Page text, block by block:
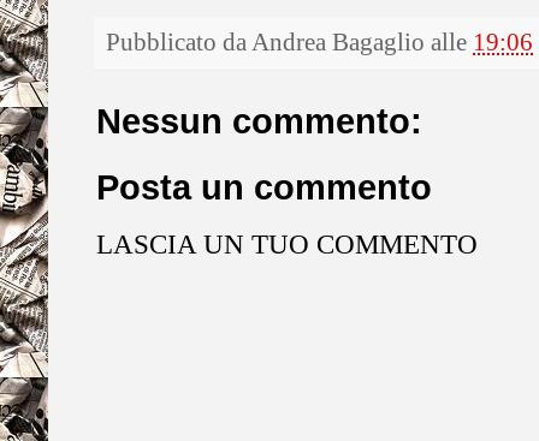
Pubblicato daAndrea Bagaglio alle 19:06
Nessun commento:
Posta un commento
LASCIA UN TUO COMMENTO